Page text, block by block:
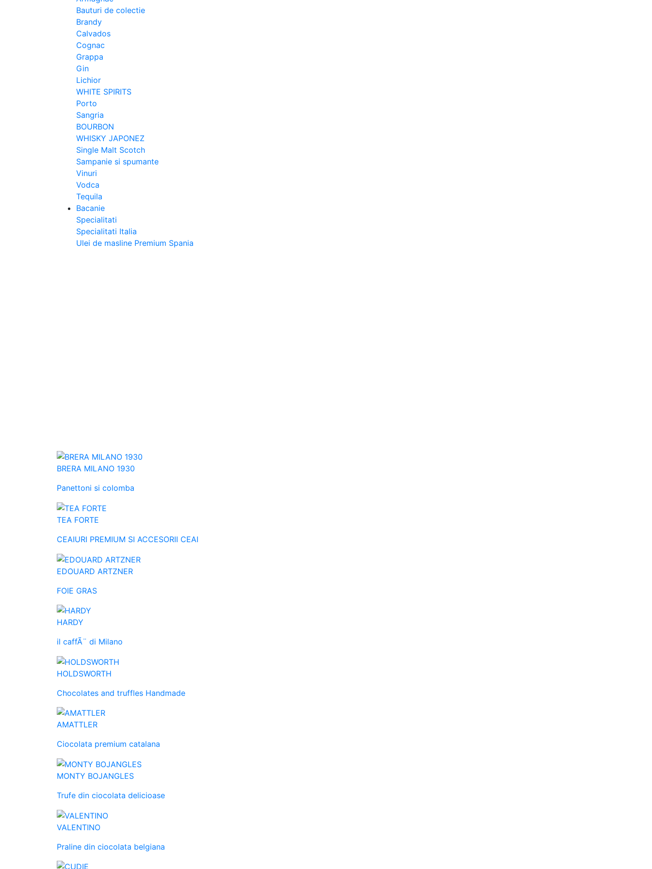
Bauturi de colectie
Brandy
Calvados
Cognac
Grappa
Gin
Lichior
WHITE SPIRITS
Porto
Sangria
BOURBON
WHISKY JAPONEZ
Single Malt Scotch
Sampanie si spumante
Vinuri
Vodca
Tequila
Bacanie
Specialitati
Specialitati Italia
Ulei de masline Premium Spania
BRERA MILANO 1930
Panettoni si colomba
TEA FORTE
CEAIURI PREMIUM SI ACCESORII CEAI
EDOUARD ARTZNER
FOIE GRAS
HARDY
il caffÃ¨ di Milano
HOLDSWORTH
Chocolates and truffles Handmade
AMATTLER
Ciocolata premium catalana
MONTY BOJANGLES
Trufe din ciocolata delicioase
VALENTINO
Praline din ciocolata belgiana